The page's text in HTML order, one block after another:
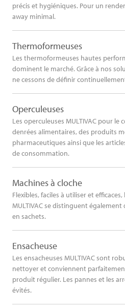
précis et hygiéniques. Pour un
away minimal.
Thermoformeuses
Les thermoformeuses hautes
dominent le marché. Grâce à nos
ne cessons de définir
Operculeuses
Les operculeuses MULTIVAC pour
denrées alimentaires, des produits
pharmaceutiques ainsi que les
de consommation.
Machines à cloche
Flexibles, faciles à utiliser et
MULTIVAC se distinguent
en sachets.
Ensacheuse
Les ensacheuses MULTIVAC sont
nettoyer et conviennent
produit régulier. Les pannes et les
évités.